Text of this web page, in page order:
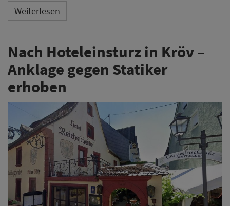
Weiterlesen
Nach Hoteleinsturz in Kröv –
Anklage gegen Statiker
erhoben